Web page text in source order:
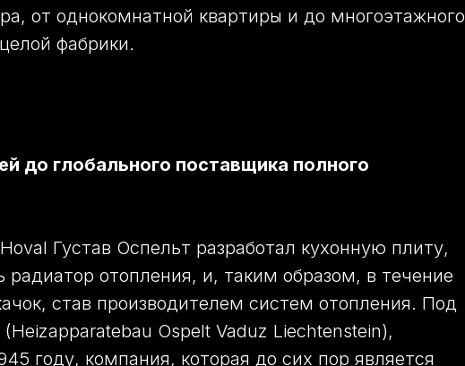
от однокомнатной квартиры и до многоэтажного
фабрики.
до глобального поставщика полного
Густав Оспельт разработал кухонную плиту,
радиатор отопления, и, таким образом, в течение
став производителем систем отопления. Под
Ospelt Vaduz Liechtenstein),
году, компания, которая до сих пор является